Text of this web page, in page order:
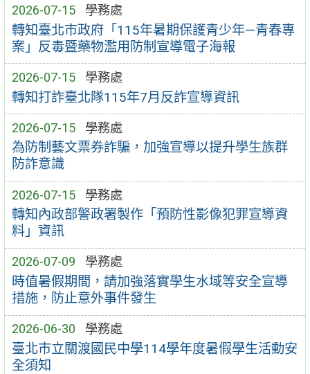
2026-07-15 學務處
轉知臺北市政府「115年暑期保護青少年—青春專
案」反毒暨藥物濫用防制宣導電子海報
2026-07-15 學務處
轉知打詐臺北隊115年7月反詐宣導資訊
2026-07-15 學務處
為防制藝文票券詐騙，加強宣導以提升學生族群
防詐意識
2026-07-15 學務處
轉知內政部警政署製作「預防性影像犯罪宣導資
料」資訊
2026-07-09 學務處
時值暑假期間，請加強落實學生水域等安全宣導
措施，防止意外事件發生
2026-06-30 學務處
臺北市立關渡國民中學114學年度暑假學生活動安
全須知